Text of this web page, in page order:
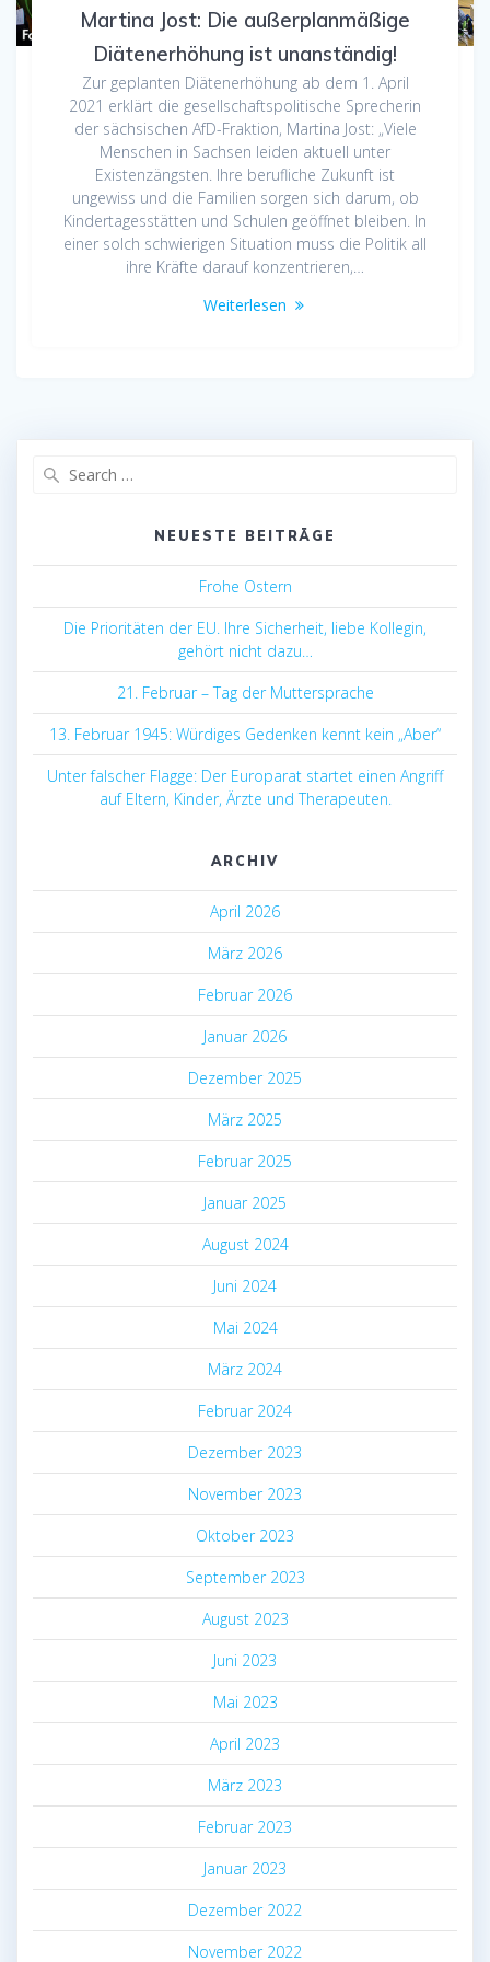
Martina Jost: Die außerplanmäßige
Diätenerhöhung ist unanständig!
Zur geplanten Diätenerhöhung ab dem 1. April
2021 erklärt die gesellschaftspolitische Sprecherin
der sächsischen AfD-Fraktion, Martina Jost: „Viele
Menschen in Sachsen leiden aktuell unter
Existenzängsten. Ihre berufliche Zukunft ist
ungewiss und die Familien sorgen sich darum, ob
Kindertagesstätten und Schulen geöffnet bleiben. In
einer solch schwierigen Situation muss die Politik all
ihre Kräfte darauf konzentrieren,…
Weiterlesen
NEUESTE BEITRÄGE
Frohe Ostern
Die Prioritäten der EU. Ihre Sicherheit, liebe Kollegin,
gehört nicht dazu…
21. Februar – Tag der Muttersprache
13. Februar 1945: Würdiges Gedenken kennt kein „Aber“
Unter falscher Flagge: Der Europarat startet einen Angriff
auf Eltern, Kinder, Ärzte und Therapeuten.
ARCHIV
April 2026
März 2026
Februar 2026
Januar 2026
Dezember 2025
März 2025
Februar 2025
Januar 2025
August 2024
Juni 2024
Mai 2024
März 2024
Februar 2024
Dezember 2023
November 2023
Oktober 2023
September 2023
August 2023
Juni 2023
Mai 2023
April 2023
März 2023
Februar 2023
Januar 2023
Dezember 2022
November 2022